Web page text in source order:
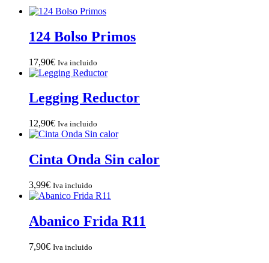
124 Bolso Primos
17,90€ Iva incluido
Legging Reductor
12,90€ Iva incluido
Cinta Onda Sin calor
3,99€ Iva incluido
Abanico Frida R11
7,90€ Iva incluido